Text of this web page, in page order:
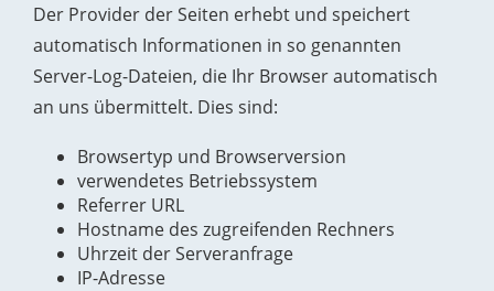
Der Provider der Seiten erhebt und speichert
automatisch Informationen in so genannten
Server-Log-Dateien, die Ihr Browser automatisch
an uns übermittelt. Dies sind:
Browsertyp und Browserversion
verwendetes Betriebssystem
Referrer URL
Hostname des zugreifenden Rechners
Uhrzeit der Serveranfrage
IP-Adresse